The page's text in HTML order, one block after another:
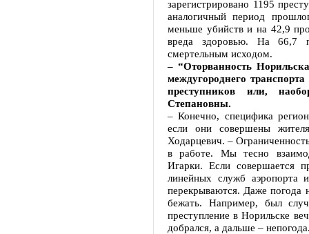
зарегистрировано 1195
аналогичный период
меньше убийств и на 42,9
вреда здоровью. На 66,7
смертельным исходом.
– “Оторванность
междугороднего
преступников или,
Степановны.
– Конечно, специфика
если они совершены
Ходарцевич. –
в работе. Мы тесно
Игарки. Если совершается
линейных служб аэропорта
перекрываются. Даже погода
бежать. Например, был
преступление в Норильске
добрался, а дальше –